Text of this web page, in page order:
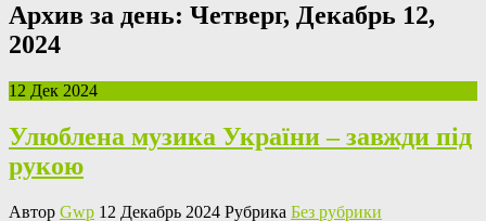
Архив за день: Четверг, Декабрь 12,
2024
12 Дек 2024
Улюблена музика України – завжди під
рукою
Автор Gwp 12 Декабрь 2024 Рубрика Без рубрики